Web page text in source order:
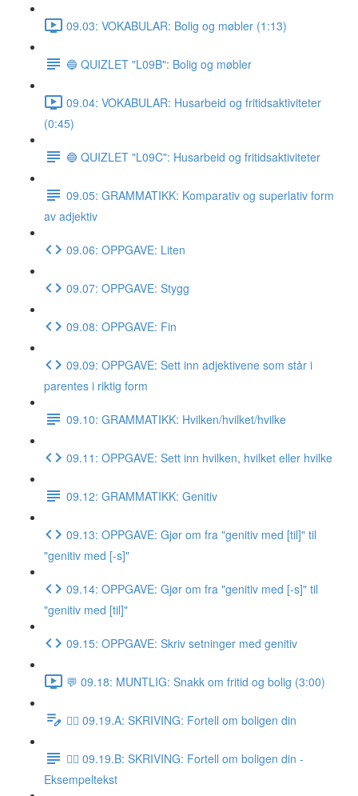
09.03: VOKABULAR: Bolig og møbler (1:13)
🔵 QUIZLET "L09B": Bolig og møbler
09.04: VOKABULAR: Husarbeid og fritidsaktiviteter
(0:45)
🔵 QUIZLET "L09C": Husarbeid og fritidsaktiviteter
09.05: GRAMMATIKK: Komparativ og superlativ form
av adjektiv
09.06: OPPGAVE: Liten
09.07: OPPGAVE: Stygg
09.08: OPPGAVE: Fin
09.09: OPPGAVE: Sett inn adjektivene som står i
parentes i riktig form
09.10: GRAMMATIKK: Hvilken/hvilket/hvilke
09.11: OPPGAVE: Sett inn hvilken, hvilket eller hvilke
09.12: GRAMMATIKK: Genitiv
09.13: OPPGAVE: Gjør om fra "genitiv med [til]" til
"genitiv med [-s]"
09.14: OPPGAVE: Gjør om fra "genitiv med [-s]" til
"genitiv med [til]"
09.15: OPPGAVE: Skriv setninger med genitiv
💬 09.18: MUNTLIG: Snakk om fritid og bolig (3:00)
✍🏼 09.19.A: SKRIVING: Fortell om boligen din
✍🏼 09.19.B: SKRIVING: Fortell om boligen din -
Eksempeltekst